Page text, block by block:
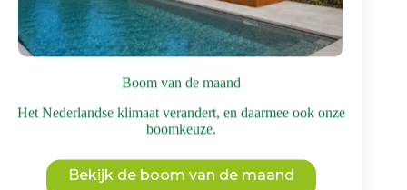
Boom van de maand
Het Nederlandse klimaat verandert, en daarmee ook onze
boomkeuze.
Bekijk de boom van de maand
Hoe oud kan een gewone es worden?
soms verrassend oud kan worden. Denk aan een leeftijd van
juist verlengd worden, doordat de stam lager blijft, zware
takken worden verwijderd en de boom steeds opnieuw
gewone es goed onderhouden wordt. Dit houdt in dat hij om
de zoveel jaar opnieuw geknot moet worden.